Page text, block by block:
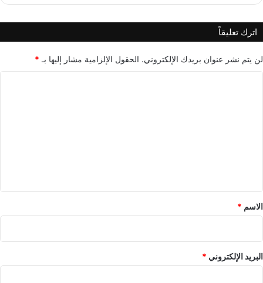
اترك تعليقاً
لن يتم نشر عنوان بريدك الإلكتروني. الحقول الإلزامية مشار إليها بـ *
*الاسم *
البريد الإلكتروني *